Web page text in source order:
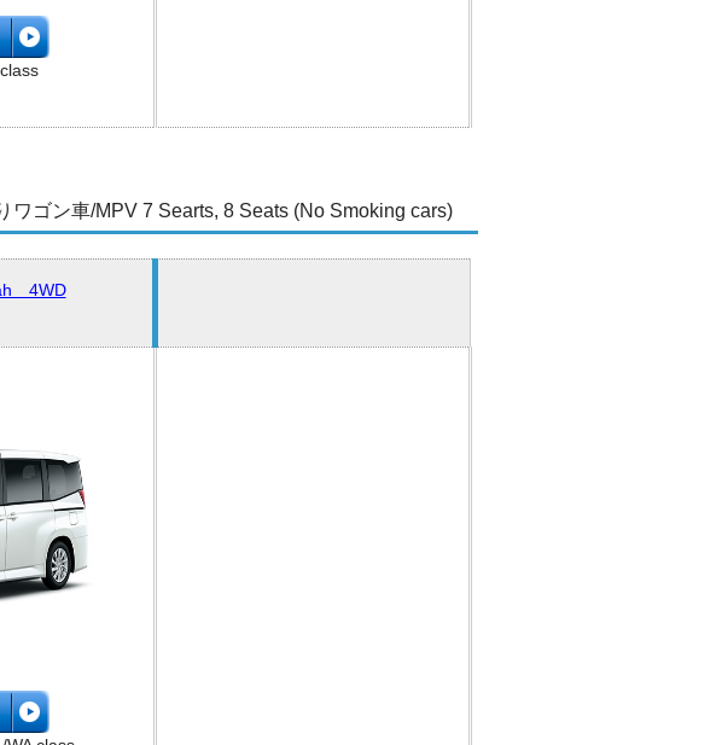
ゴン車/MPV 7 Searts, 8 Seats (No Smoking cars)
4WD